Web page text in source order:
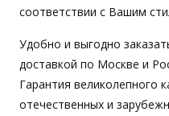
соответствии с Вашим
Удобно и выгодно
доставкой по Москве и
Гарантия великолепного
отечественных и